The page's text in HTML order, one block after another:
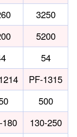
3250
5200
54
PF-1315
500
180 130-250